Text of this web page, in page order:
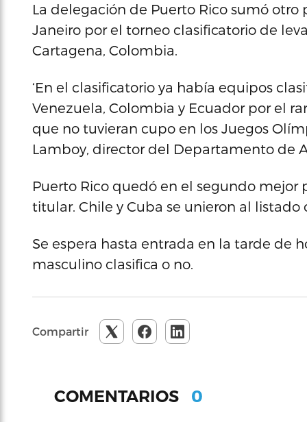
La delegación de Puerto Rico sumó
Janeiro por el torneo clasificatorio de
Cartagena, Colombia.
‘En el clasificatorio ya había equipos
Venezuela, Colombia y Ecuador por el
que no tuvieran cupo en los Juegos
Lamboy, director del Departamento de
Puerto Rico quedó en el segundo
titular. Chile y Cuba se unieron al listado
Se espera hasta entrada en la tarde de
masculino clasifica o no.
Compartir
COMENTARIOS 0